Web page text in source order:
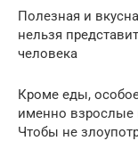
Полезная и
нельзя
человека
Кроме еды,
именно взрослые
Чтобы не